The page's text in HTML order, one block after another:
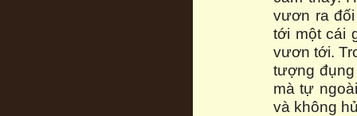
vươn ra
tới một cái
vươn tới.
tượng
mà tự
và không